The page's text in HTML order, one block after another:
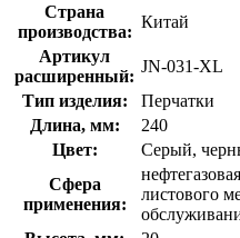
Страна
производства:
Китай
Артикул
расширенный:
JN-031-XL
Тип изделия:
Перчатки
Длина, мм:
240
Цвет:
Серый,
Сфера
применения:
листового